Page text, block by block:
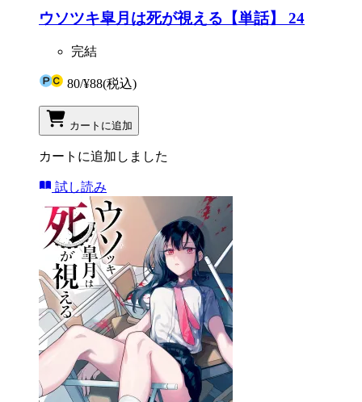
ウソツキ皐月は死が視える【単話】 24
完結
80/¥88(税込)
カートに追加
カートに追加しました
試し読み